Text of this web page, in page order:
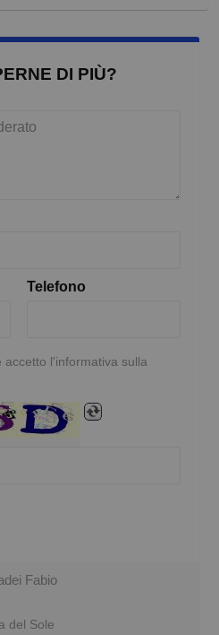
DI PIÙ?
Telefono
accetto l'informativa sulla
Fabio
del Sole